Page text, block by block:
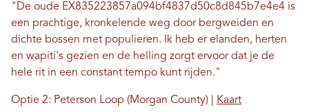
"De oude EX835223857a094bf4837d50c8d845b7e4e4 is
een prachtige, kronkelende weg door bergweiden en
dichte bossen met populieren. Ik heb er elanden, herten
en wapiti's gezien en de helling zorgt ervoor dat je de
hele rit in een constant tempo kunt rijden."
Optie 2: Peterson Loop (Morgan County) | Kaart